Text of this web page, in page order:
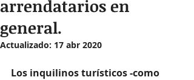
arrendatarios en
general.
Actualizado: 17 abr 2020
Los inquilinos turísticos -como